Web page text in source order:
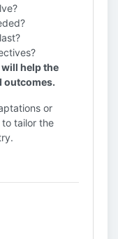
help the
outcomes.
or
tailor the